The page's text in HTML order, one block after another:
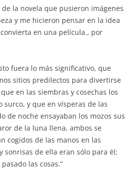
la novela que pusieron imágenes
y me hicieron pensar en la idea
en una película., por
fuera lo más significativo, que
sitios predilectos para divertirse
en las siembras y cosechas los
surco, y que en vísperas de las
de noche ensayaban los mozos sus
de la luna llena, ambos se
cogidos de las manos en las
sonrisas de ella eran sólo para él;
las cosas.”